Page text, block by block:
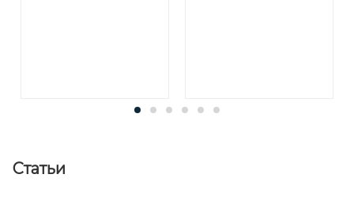
Статьи